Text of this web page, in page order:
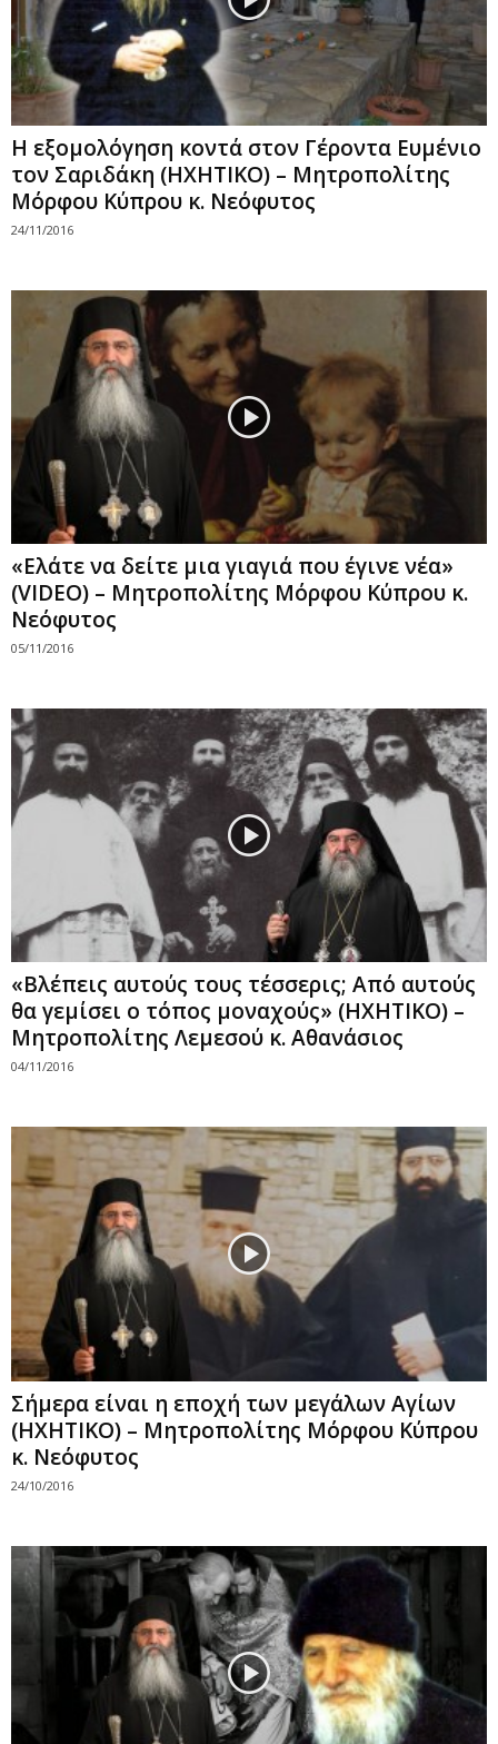
Η εξομολόγηση κοντά στον Γέροντα Ευμένιο
τον Σαριδάκη (ΗΧΗΤΙΚΟ) – Μητροπολίτης
Μόρφου Κύπρου κ. Νεόφυτος
24/11/2016
«Ελάτε να δείτε μια γιαγιά που έγινε νέα»
(VIDEO) – Μητροπολίτης Μόρφου Κύπρου κ.
Νεόφυτος
05/11/2016
«Βλέπεις αυτούς τους τέσσερις; Από αυτούς
θα γεμίσει ο τόπος μοναχούς» (ΗΧΗΤΙΚΟ) –
Μητροπολίτης Λεμεσού κ. Αθανάσιος
04/11/2016
Σήμερα είναι η εποχή των μεγάλων Αγίων
(ΗΧΗΤΙΚΟ) – Μητροπολίτης Μόρφου Κύπρου
κ. Νεόφυτος
24/10/2016